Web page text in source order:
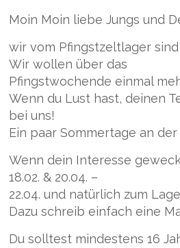
Moin Moin liebe Jungs und
wir vom Pfingstzeltlager
Wir wollen über das
Pfingstwochende einmal
Wenn du Lust hast, deinen
bei uns!
Ein paar Sommertage an
Wenn dein Interesse
18.02. & 20.04. –
22.04. und natürlich zum
Dazu schreib einfach eine
Du solltest mindestens 16